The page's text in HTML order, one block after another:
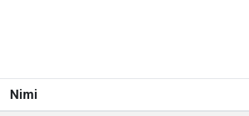
Nimi